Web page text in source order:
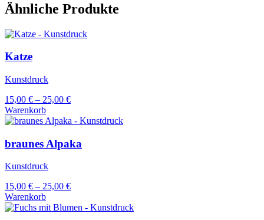
Ähnliche Produkte
Katze
Kunstdruck
15,00 € – 25,00 €
Warenkorb
Dieses
weist
mehrere
Varianten
auf.
Die
Optionen
können
braunes Alpaka
Kunstdruck
15,00 € – 25,00 €
Warenkorb
Dieses